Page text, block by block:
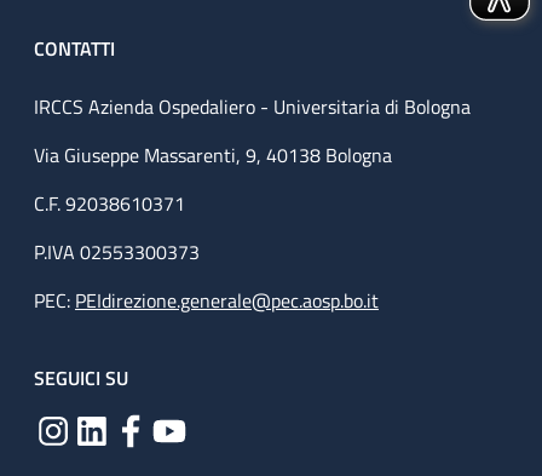
CONTATTI
IRCCS Azienda Ospedaliero - Universitaria di Bologna
Via Giuseppe Massarenti, 9, 40138 Bologna
C.F. 92038610371
P.IVA 02553300373
PEC: PEIdirezione.generale@pec.aosp.bo.it
SEGUICI SU